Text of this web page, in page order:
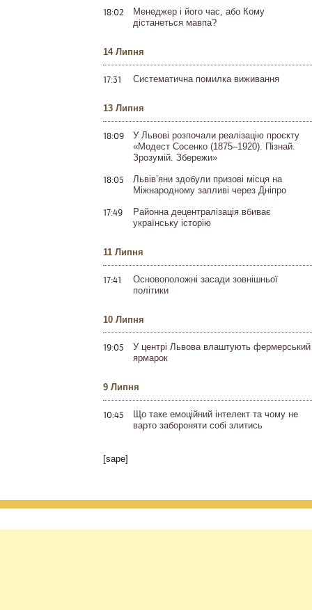
18:02
Менеджер і його час, або Кому
дістанеться мавпа?
14 Липня
17:31 Систематична помилка виживання
13 Липня
18:09
У Львові розпочали реалізацію проєкту
«Модест Сосенко (1875–1920). Пізнай.
Зрозумій. Збережи»
18:05
Львів’яни здобули призові місця на
Міжнародному запливі через Дніпро
17:49
Районна децентралізація вбиває
українську історію
11 Липня
17:41
Основоположні засади зовнішньої
політики
10 Липня
19:05
У центрі Львова влаштують фермерський
ярмарок
9 Липня
10:45
Що таке емоційний інтелект та чому не
варто забороняти собі злитись
[sape]